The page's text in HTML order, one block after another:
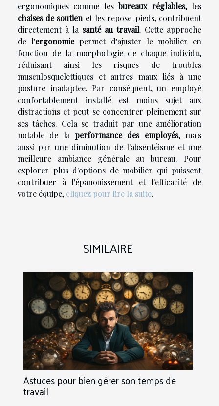
ergonomiques comme lesbureaux réglables, les
chaises de soutien et les repose-pieds, contribuent
directement à la santé au travail. Cette approche
de l'ergonomiepermet d'ajuster le mobilier en
fonction de la morphologie de chaque individu,
réduisant ainsi les risques de troubles
musculosquelettiques et autres maux liés à une
posture inadaptée. Par conséquent, un employé
confortablement installé est moins sujet aux
distractions et peut se concentrer pleinement sur
ses tâches. Cela se traduit par une amélioration
notable de la performance des employés, mais
aussi par une diminution de l'absentéisme et une
meilleure ambiance générale au bureau. Pour
explorer plus d'options de mobilier qui puissent
contribuer à l'épanouissement et l'efficacité de
votre équipe, cliquez pour lire la suite.
SIMILAIRE
Astuces pour bien gérer son temps de
travail